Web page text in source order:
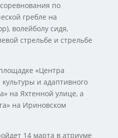
по
гребле на
волейболу сидя,
стрельбе и стрельбе
«Центра
и адаптивного
на Яхтенной улице, а
на Ириновском
14 марта в атриуме